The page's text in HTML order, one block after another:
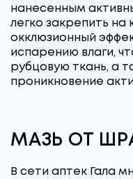
нанесенным
легко закрепить
окклюзионный
испарению влаги,
рубцовую ткань, а
проникновение
МАЗЬ ОТ
В сети аптек Гала